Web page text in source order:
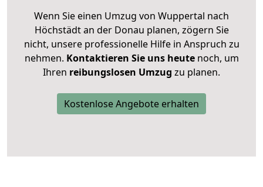
Wenn Sie einen Umzug von Wuppertal nach
Höchstädt an der Donau planen, zögern Sie
nicht, unsere professionelle Hilfe in Anspruch zu
nehmen. Kontaktieren Sie uns heutenoch, um
Ihren reibungslosen Umzug zu planen.
Kostenlose Angebote erhalten